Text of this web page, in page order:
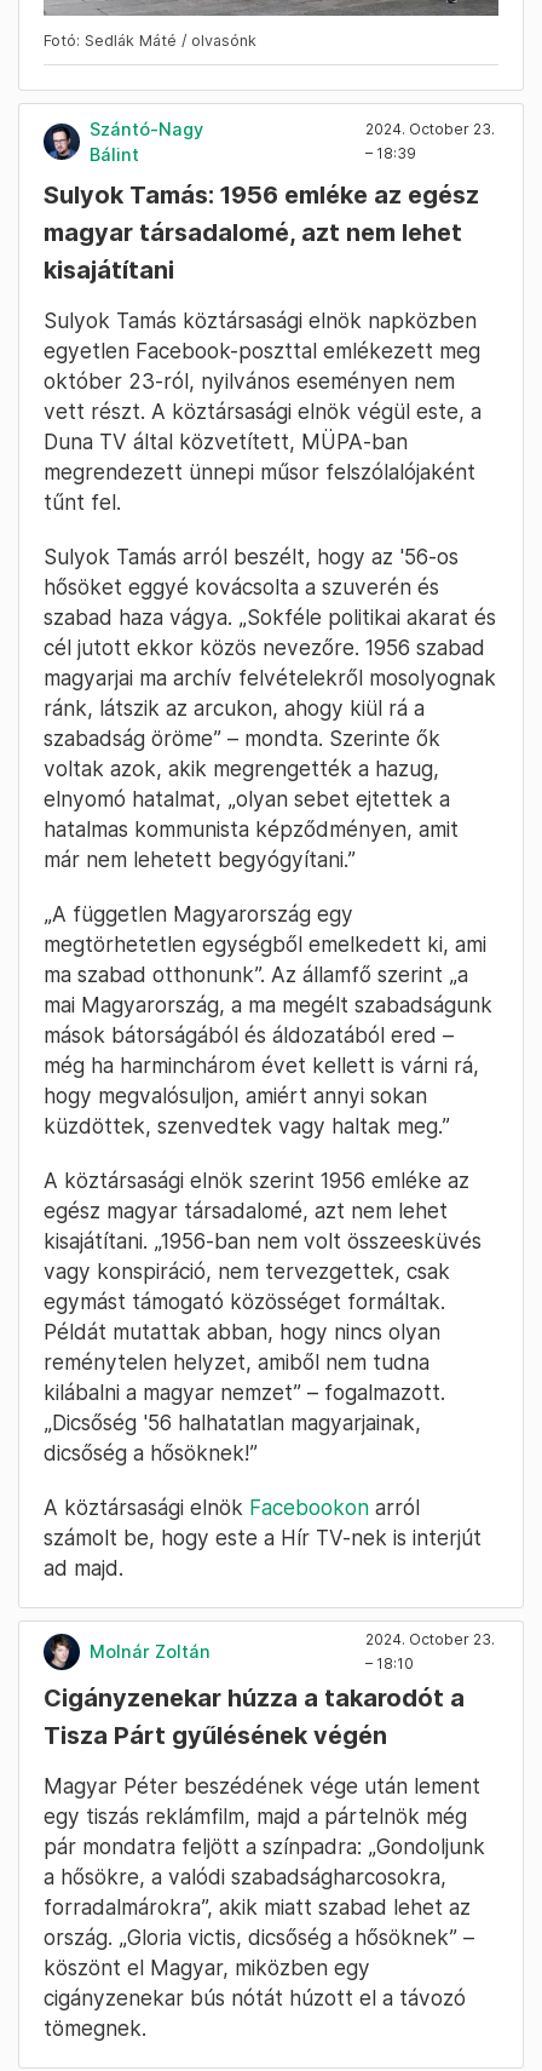
Fotó: Sedlák Máté / olvasónk
Szántó-Nagy
Bálint
2024. October 23.
– 18:39
Sulyok Tamás: 1956 emléke az egész
magyar társadalomé, azt nem lehet
kisajátítani
Sulyok Tamás köztársasági elnök napközben
egyetlen Facebook-poszttal emlékezett meg
október 23-ról, nyilvános eseményen nem
vett részt. A köztársasági elnök végül este, a
Duna TV által közvetített, MÜPA-ban
megrendezett ünnepi műsor felszólalójaként
tűnt fel.
Sulyok Tamás arról beszélt, hogy az '56-os
hősöket eggyé kovácsolta a szuverén és
szabad haza vágya. „Sokféle politikai akarat és
cél jutott ekkor közös nevezőre. 1956 szabad
magyarjai ma archív felvételekről mosolyognak
ránk, látszik az arcukon, ahogy kiül rá a
szabadság öröme” – mondta. Szerinte ők
voltak azok, akik megrengették a hazug,
elnyomó hatalmat, „olyan sebet ejtettek a
hatalmas kommunista képződményen, amit
már nem lehetett begyógyítani.”
„A független Magyarország egy
megtörhetetlen egységből emelkedett ki, ami
ma szabad otthonunk”. Az államfő szerint „a
mai Magyarország, a ma megélt szabadságunk
mások bátorságából és áldozatából ered –
még ha harminchárom évet kellett is várni rá,
hogy megvalósuljon, amiért annyi sokan
küzdöttek, szenvedtek vagy haltak meg.”
A köztársasági elnök szerint 1956 emléke az
egész magyar társadalomé, azt nem lehet
kisajátítani. „1956-ban nem volt összeesküvés
vagy konspiráció, nem tervezgettek, csak
egymást támogató közösséget formáltak.
Példát mutattak abban, hogy nincs olyan
reménytelen helyzet, amiből nem tudna
kilábalni a magyar nemzet” – fogalmazott.
„Dicsőség '56 halhatatlan magyarjainak,
dicsőség a hősöknek!”
A köztársasági elnök Facebookon arról
számolt be, hogy este a Hír TV-nek is interjút
ad majd.
Molnár Zoltán
2024. October 23.
– 18:10
Cigányzenekar húzza a takarodót a
Tisza Párt gyűlésének végén
Magyar Péter beszédének vége után lement
egy tiszás reklámfilm, majd a pártelnök még
pár mondatra feljött a színpadra: „Gondoljunk
a hősökre, a valódi szabadságharcosokra,
forradalmárokra”, akik miatt szabad lehet az
ország. „Gloria victis, dicsőség a hősöknek” –
köszönt el Magyar, miközben egy
cigányzenekar bús nótát húzott el a távozó
tömegnek.